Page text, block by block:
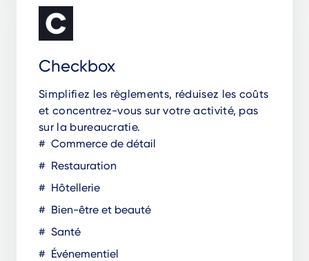
Checkbox
Simplifiez les règlements, réduisez les coûts
et concentrez-vous sur votre activité, pas
sur la bureaucratie.
Commerce de détail
Restauration
Hôtellerie
Bien-être et beauté
Santé
Événementiel